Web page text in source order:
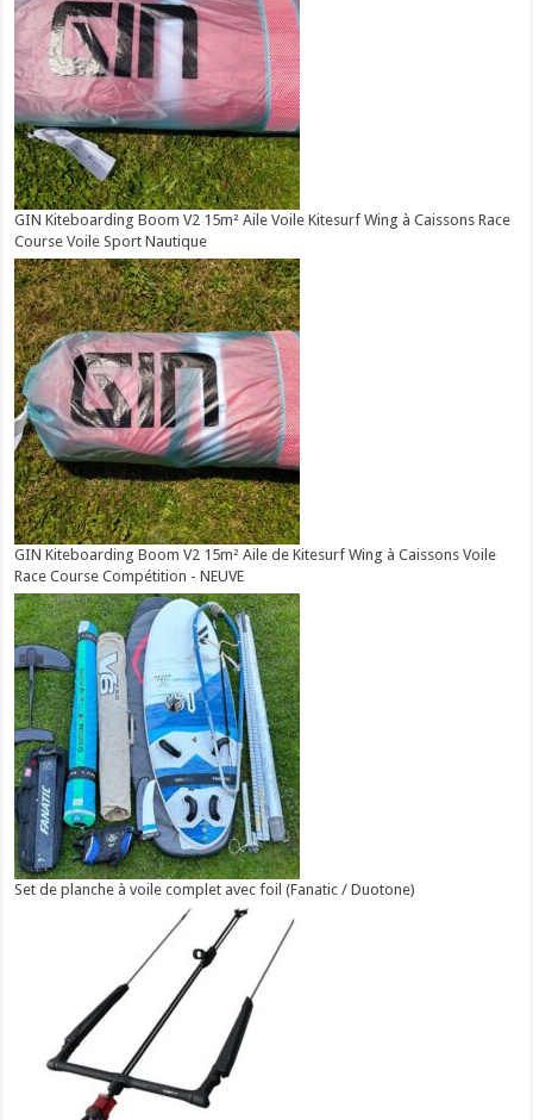
GIN Kiteboarding Boom V2 15m² Aile Voile Kitesurf Wing à Caissons Race
Course Voile Sport Nautique
GIN Kiteboarding Boom V2 15m² Aile de Kitesurf Wing à Caissons Voile
Race Course Compétition - NEUVE
Set de planche à voile complet avec foil (Fanatic / Duotone)